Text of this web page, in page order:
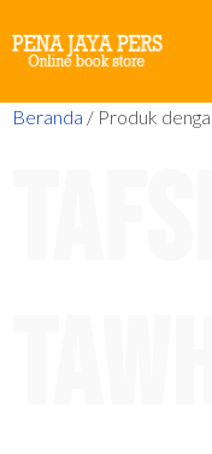
Beranda / Produk